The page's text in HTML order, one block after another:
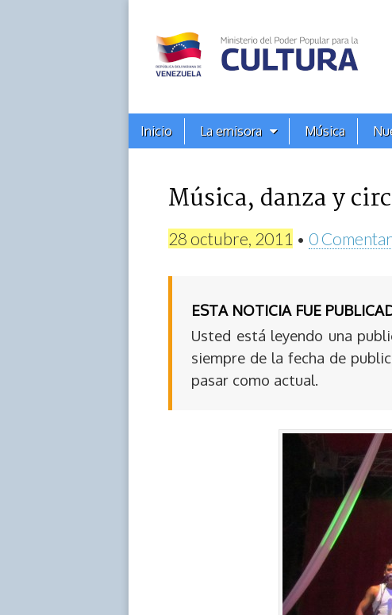
Alba
Ciudad
96.3
FM
Menú
principal
Inicio La emisora Música
Música, danza y
28 octubre, 2011 • 0
ESTA NOTICIA FUE
Usted está leyendo una
siempre de la fecha de
pasar como actual.